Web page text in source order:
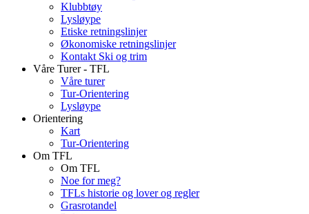
Klubbtøy
Lysløype
Etiske retningslinjer
Økonomiske retningslinjer
Kontakt Ski og trim
Våre Turer - TFL
Våre turer
Tur-Orientering
Lysløype
Orientering
Kart
Tur-Orientering
Om TFL
Om TFL
Noe for meg?
TFLs historie og lover og regler
Grasrotandel